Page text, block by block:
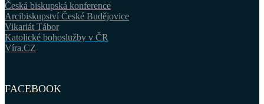
Česká biskupská konference
Arcibiskupství České Budějovice
Vikariát Tábor
Katolické bohoslužby v ČR
Víra.CZ
FACEBOOK